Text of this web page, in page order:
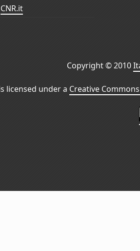
CNR.it
Copyright © 2010
licensed under a Creative